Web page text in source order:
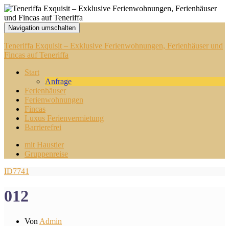
Navigation umschalten
Teneriffa Exquisit – Exklusive Ferienwohnungen, Ferienhäuser und
Fincas auf Teneriffa
Start
Anfrage
Ferienhäuser
Ferienwohnungen
Fincas
Luxus Ferienvermietung
Barrierefrei
mit Haustier
Gruppenreise
ID7741
012
Von Admin